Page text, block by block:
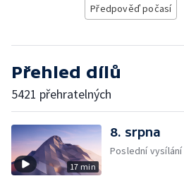
Předpověď počasí
Přehled dílů
5421 přehratelných
17 min
8. srpna
Poslední vysílání